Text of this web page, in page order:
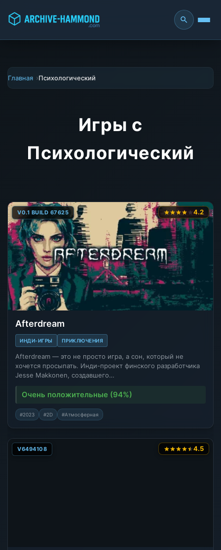
Главная Психологический
Игры с
Психологический
V0.1 BUILD 67625 4.2
Afterdream
ИНДИ-ИГРЫ ПРИКЛЮЧЕНИЯ
Afterdream — это не просто игра, а сон, который не
хочется просыпать. Инди-проект финского разработчика
Jesse Makkonen, создавшего…
Очень положительные (94%)
#2023 #2D #Атмосферная
V6494108 4.5